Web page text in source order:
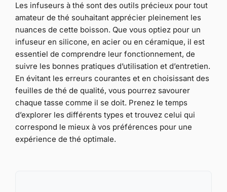
Les infuseurs à thé sont des outils précieux pour tout
amateur de thé souhaitant apprécier pleinement les
nuances de cette boisson. Que vous optiez pour un
infuseur en silicone, en acier ou en céramique, il est
essentiel de comprendre leur fonctionnement, de
suivre les bonnes pratiques d’utilisation et d’entretien.
En évitant les erreurs courantes et en choisissant des
feuilles de thé de qualité, vous pourrez savourer
chaque tasse comme il se doit. Prenez le temps
d’explorer les différents types et trouvez celui qui
correspond le mieux à vos préférences pour une
expérience de thé optimale.